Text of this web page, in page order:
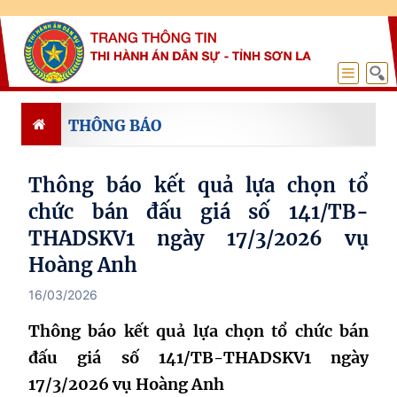
THÔNG BÁO
Thông báo kết quả lựa chọn tổ
chức bán đấu giá số 141/TB-
THADSKV1 ngày 17/3/2026 vụ
Hoàng Anh
16/03/2026
Thông báo kết quả lựa chọn tổ chức bán
đấu giá số 141/TB-THADSKV1 ngày
17/3/2026 vụ Hoàng Anh